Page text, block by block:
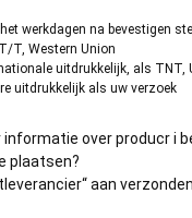
werkdagen na bevestigen
T, Western Union
uitdrukkelijk, als TNT,
uitdrukkelijk als uw verzoek
informatie over producr i
plaatsen?
aan